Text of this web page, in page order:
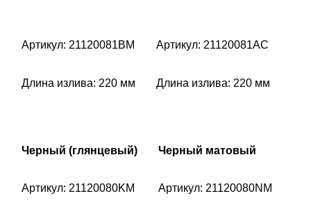
Артикул: 21120081BM
Длина излива: 220 мм
Артикул: 21120081AC
Длина излива: 220 мм
Черный (глянцевый)
Артикул: 21120080KM
Черный матовый
Артикул: 21120080NM